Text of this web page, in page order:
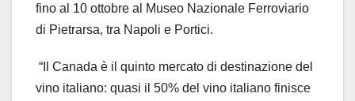
fino al 10 ottobre al Museo Nazionale Ferroviario
di Pietrarsa, tra Napoli e Portici.
“Il Canada è il quinto mercato di destinazione del
vino italiano: quasi il 50% del vino italiano finisce